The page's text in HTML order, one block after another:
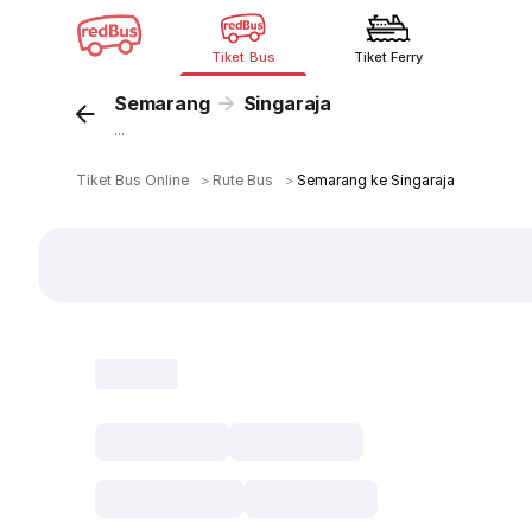
Tiket Bus Tiket Ferry
Semarang Singaraja
...
Tiket Bus Online ＞ Rute Bus ＞ Semarang ke Singaraja